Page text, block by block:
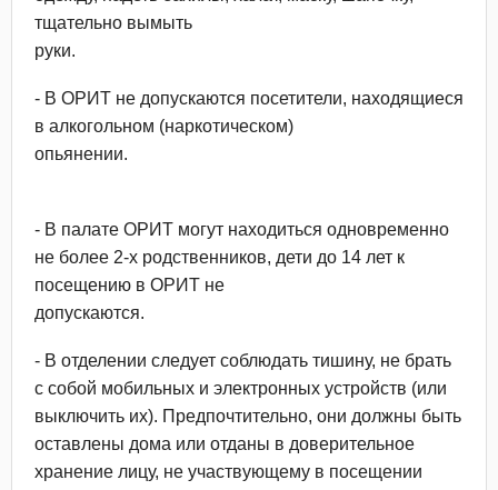
тщательно вымыть
руки.
- В ОРИТ не допускаются посетители, находящиеся
в алкогольном (наркотическом)
опьянении.
- В палате ОРИТ могут находиться одновременно
не более 2-х родственников, дети до 14 лет к
посещению в ОРИТ не
допускаются.
- В отделении следует соблюдать тишину, не брать
с собой мобильных и электронных устройств (или
выключить их). Предпочтительно, они должны быть
оставлены дома или отданы в доверительное
хранение лицу, не участвующему в посещении